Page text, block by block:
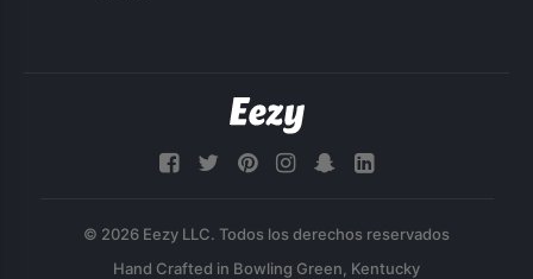
© 2026 Eezy LLC. Todos los derechos reservados